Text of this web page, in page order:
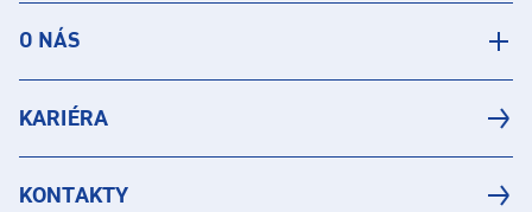
O NÁS
KARIÉRA
KONTAKTY